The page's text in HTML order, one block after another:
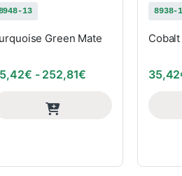
desde 29,97€ hasta 263,03€
13
Green Mate
€ - 252,81€ Rango de
8938-
35,42